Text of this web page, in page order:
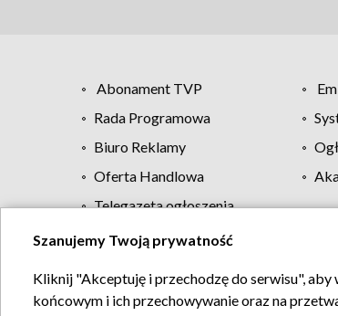
Abonament TVP
Rada Programowa
Biuro Reklamy
Oferta Handlowa
Telegazeta ogłoszenia
Szanujemy Twoją prywatność
Kliknij "Akceptuję i przechodzę do serwisu",
końcowym i ich przechowywanie oraz na